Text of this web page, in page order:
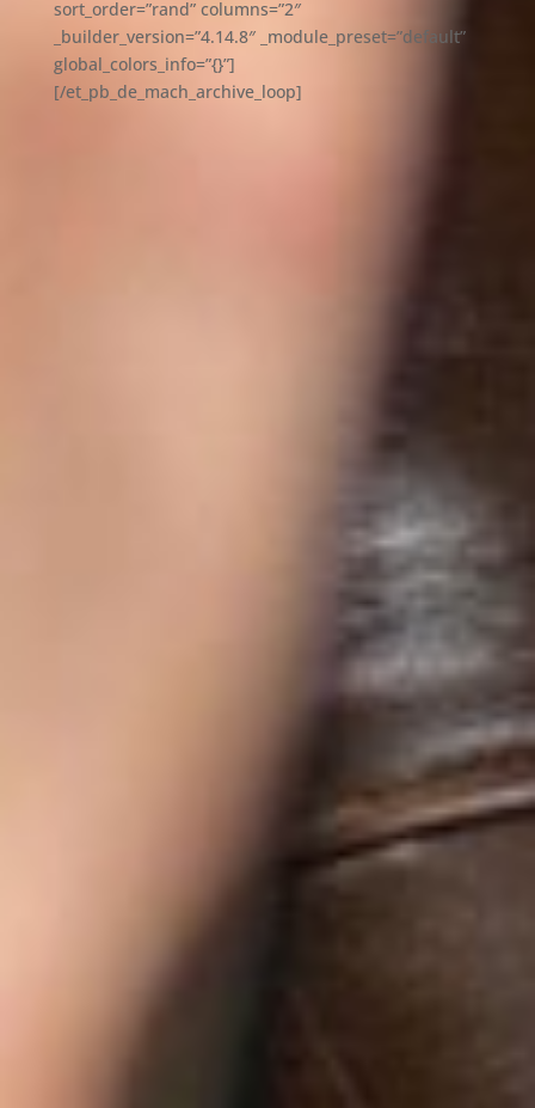
sort_order=”rand” columns=”2″
_builder_version=”4.14.8″ _module_preset=”default”
global_colors_info=”{}”]
[/et_pb_de_mach_archive_loop]